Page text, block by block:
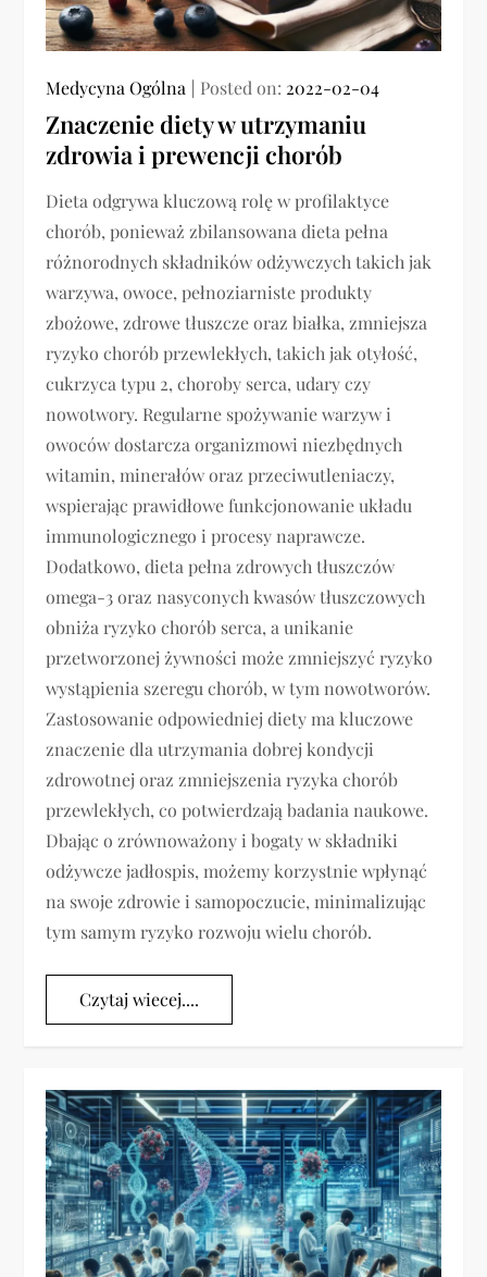
Medycyna Ogólna Posted on: 2022-02-04
Znaczenie diety w utrzymaniu
zdrowia i prewencji chorób
Dieta odgrywa kluczową rolę w profilaktyce
chorób, ponieważ zbilansowana dieta pełna
różnorodnych składników odżywczych takich jak
warzywa, owoce, pełnoziarniste produkty
zbożowe, zdrowe tłuszcze oraz białka, zmniejsza
ryzyko chorób przewlekłych, takich jak otyłość,
cukrzyca typu 2, choroby serca, udary czy
nowotwory. Regularne spożywanie warzyw i
owoców dostarcza organizmowi niezbędnych
witamin, minerałów oraz przeciwutleniaczy,
wspierając prawidłowe funkcjonowanie układu
immunologicznego i procesy naprawcze.
Dodatkowo, dieta pełna zdrowych tłuszczów
omega-3 oraz nasyconych kwasów tłuszczowych
obniża ryzyko chorób serca, a unikanie
przetworzonej żywności może zmniejszyć ryzyko
wystąpienia szeregu chorób, w tym nowotworów.
Zastosowanie odpowiedniej diety ma kluczowe
znaczenie dla utrzymania dobrej kondycji
zdrowotnej oraz zmniejszenia ryzyka chorób
przewlekłych, co potwierdzają badania naukowe.
Dbając o zrównoważony i bogaty w składniki
odżywcze jadłospis, możemy korzystnie wpłynąć
na swoje zdrowie i samopoczucie, minimalizując
tym samym ryzyko rozwoju wielu chorób.
Czytaj wiecej....